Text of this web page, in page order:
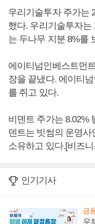
우리기술투자 주가는
했다. 우리기술투자
는 두나무 지분 8%를
에이티넘인베스트먼
장을 끝냈다. 에이티
를 쥐고 있다.
비덴트 주가는 8.02%
덴트는 빗썸의 운영
소유하고 있다.[비즈
인기기사
금
우